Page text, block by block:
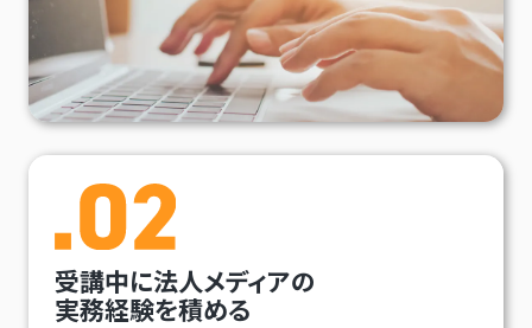
受講中に法人メディアの
実務経験を積める